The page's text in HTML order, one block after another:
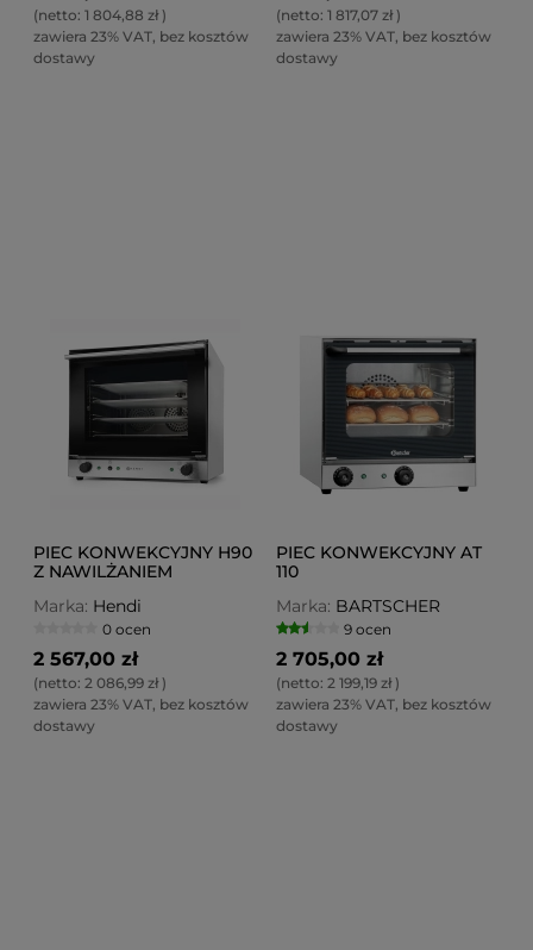
(netto: 1 804,88 zł)
zawiera 23% VAT, bez kosztów
dostawy
(netto: 1 817,07 zł)
zawiera 23% VAT, bez kosztów
dostawy
PIEC KONWEKCYJNY H90
Z NAWILŻANIEM
Marka: Hendi
0 ocen
2 567,00 zł
(netto: 2 086,99 zł)
zawiera 23% VAT, bez kosztów
dostawy
PIEC KONWEKCYJNY AT
110
Marka: BARTSCHER
9 ocen
2 705,00 zł
(netto: 2 199,19 zł)
zawiera 23% VAT, bez kosztów
dostawy